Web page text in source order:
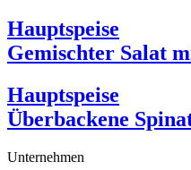
Hauptspeise
Gemischter Salat
Hauptspeise
Überbackene
Unternehmen